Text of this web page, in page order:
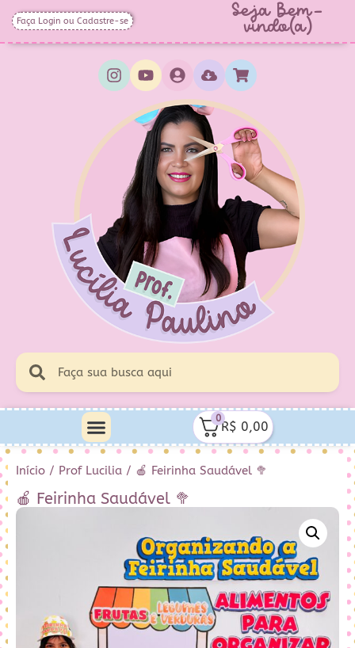
Faça Login ou Cadastre-se Seja Bem-
vindo(a)
0
R$ 0,00
Início / Prof Lucilia / 🍎 Feirinha Saudável 🥦
🍎 Feirinha Saudável 🥦